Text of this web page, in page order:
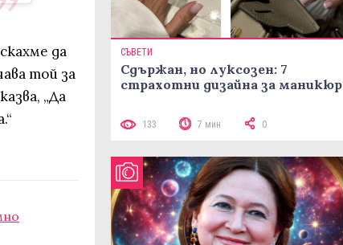
да
той за
„Да
СЪВЕТИ
Сдържан, но луксозен: 7
страхотни дизайна за маникюр
133 7 мин 0